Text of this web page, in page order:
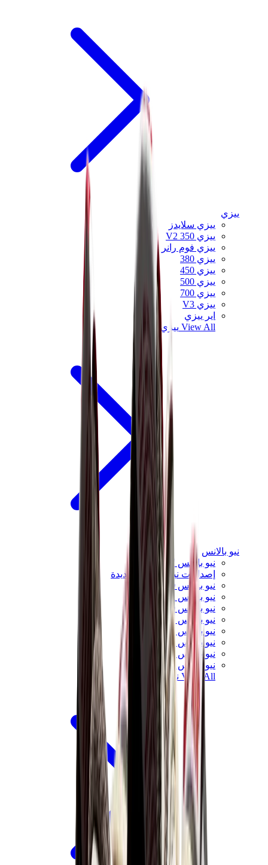
ييزي
ييزي سلايدز
ييزي 350 V2
ييزي فوم رانر
ييزي 380
ييزي 450
ييزي 500
ييزي 700
ييزي V3
اير ييزي
View All ييزي
نيو بالانس
نيو بالانس الأكثر مبيعاً
إصدارات نيو بالانس الجديدة
نيو بالانس 550
نيو بالانس 2002R
نيو بالانس 9060
نيو بالانس 1906D
نيو بالانس 530
نيو بالانس 990
نيو بالانس 650R
نيو بالانس 993
View All نيو بالانس